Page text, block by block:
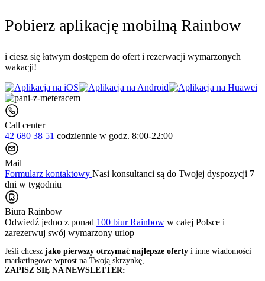
Pobierz aplikację mobilną Rainbow
i ciesz się łatwym dostępem do ofert i rezerwacji wymarzonych
wakacji!
Call center
42 680 38 51 codziennie w godz. 8:00-22:00
Mail
Formularz kontaktowy Nasi konsultanci są do Twojej dyspozycji 7
dni w tygodniu
Biura Rainbow
Odwiedź jedno z ponad 100 biur Rainbow w całej Polsce i
zarezerwuj swój wymarzony urlop
Jeśli chcesz jako pierwszy otrzymać najlepsze oferty i inne wiadomości
marketingowe wprost na Twoją skrzynkę,
ZAPISZ SIĘ NA NEWSLETTER: